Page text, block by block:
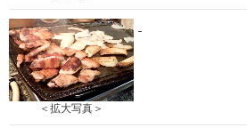
＜拡大写真＞